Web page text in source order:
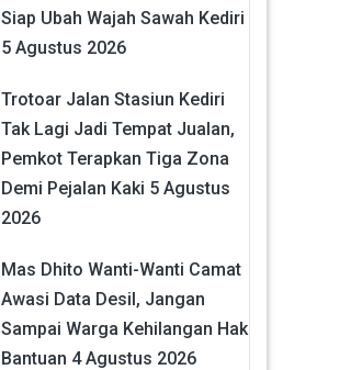
Siap Ubah Wajah Sawah Kediri
5 Agustus 2026
Trotoar Jalan Stasiun Kediri
Tak Lagi Jadi Tempat Jualan,
Pemkot Terapkan Tiga Zona
Demi Pejalan Kaki 5 Agustus
2026
Mas Dhito Wanti-Wanti Camat
Awasi Data Desil, Jangan
Sampai Warga Kehilangan Hak
Bantuan 4 Agustus 2026